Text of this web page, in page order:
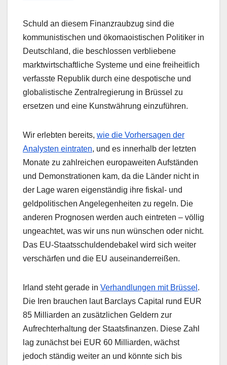
Schuld an diesem Finanzraubzug sind die
kommunistischen und ökomaoistischen Politiker in
Deutschland, die beschlossen verbliebene
marktwirtschaftliche Systeme und eine freiheitlich
verfasste Republik durch eine despotische und
globalistische Zentralregierung in Brüssel zu
ersetzen und eine Kunstwährung einzuführen.
Wir erlebten bereits, wie die Vorhersagen der
Analysten eintraten, und es innerhalb der letzten
Monate zu zahlreichen europaweiten Aufständen
und Demonstrationen kam, da die Länder nicht in
der Lage waren eigenständig ihre fiskal- und
geldpolitischen Angelegenheiten zu regeln. Die
anderen Prognosen werden auch eintreten – völlig
ungeachtet, was wir uns nun wünschen oder nicht.
Das EU-Staatsschuldendebakel wird sich weiter
verschärfen und die EU auseinanderreißen.
Irland steht gerade in Verhandlungen mit Brüssel .
Die Iren brauchen laut Barclays Capital rund EUR
85 Milliarden an zusätzlichen Geldern zur
Aufrechterhaltung der Staatsfinanzen. Diese Zahl
lag zunächst bei EUR 60 Milliarden, wächst
jedoch ständig weiter an und könnte sich bis